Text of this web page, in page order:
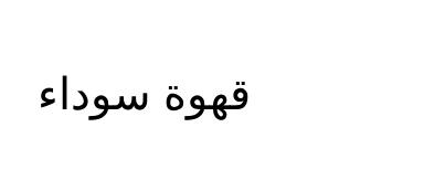
قهوة سوداء